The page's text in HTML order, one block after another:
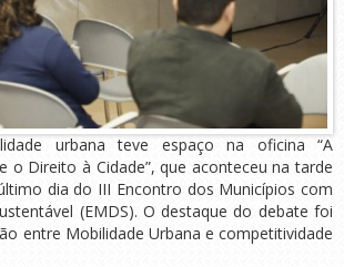
urbana teve espaço na oficina “A
o Direito à Cidade”, que aconteceu na tarde
dia do III Encontro dos Municípios com
(EMDS). O destaque do debate foi
entre Mobilidade Urbana e competitividade